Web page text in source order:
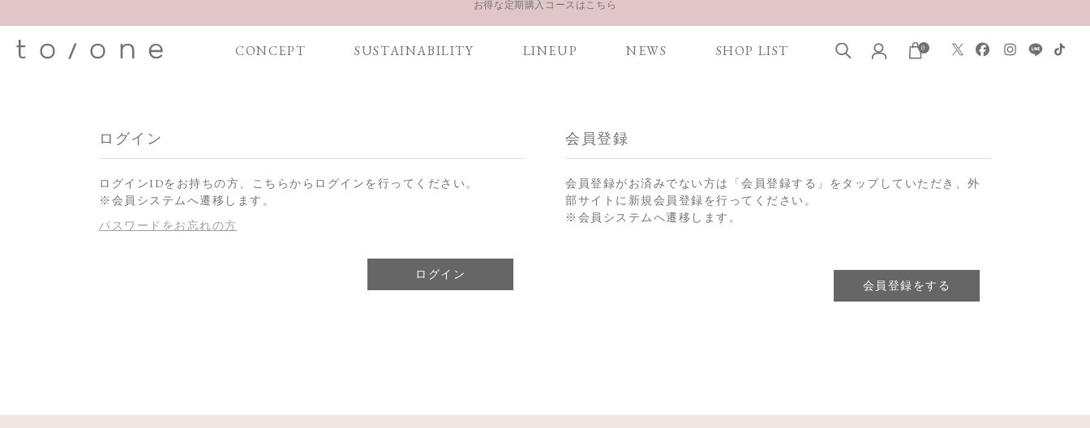
【重要】お盆期間中のお問い合わせと商品配送に関しまして
CONCEPT SUSTAINABILITY LINEUP NEWS SHOP LIST 0
ログイン
ログインIDをお持ちの方、こちらからログインを行ってください。
※会員システムへ遷移します。
パスワードをお忘れの方
ログイン
会員登録
会員登録がお済みでない方は「会員登録する」をタップしていただき、外
部サイトに新規会員登録を行ってください。
※会員システムへ遷移します。
会員登録をする